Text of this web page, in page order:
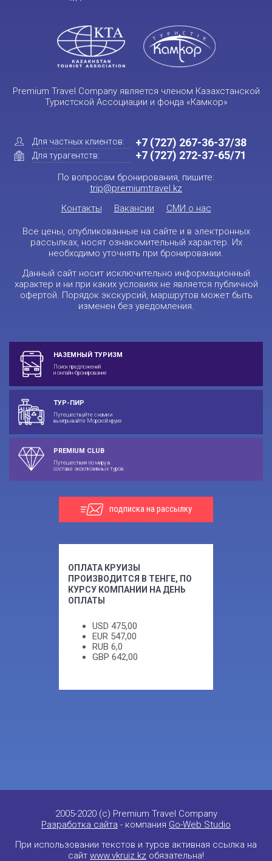
Premium Travel Company является членом Казахстанской
Туристской Ассоциации и фонда «Камкор»
Для частных клиентов:
Для турагентств:
+7 (727) 267-36-37/38
+7 (727) 272-37-65/71
По вопросам бронирования, пишите:
trip@premiumtravel.kz
Контакты
Вакансии СМИ о нас
Все цены, опубликованные на сайте и в электронных
рассылках, носят ознакомительный характер. Их
необходимо уточнять при бронировании.
Данный сайт носит исключительно информационный
характер и ни при каких условиях не является публичной
офертой. Порядок экскурсий, маршрутов может быть
изменен без уведомления.
НАЗЕМНЫЙ ТУРИЗМ
Поиск предложений
и онлайн-бронирование
ТУР-ПИР
Путешествуйте с нами и
выигрывайте Морской круиз
PREMIUM CLUB
Путешествия по миру в
составе эксклюзивных туров
подписка на рассылку
ОПЛАТА КРУИЗЫ
ПРОИЗВОДИТСЯ В ТЕНГЕ, ПО
КУРСУ КОМПАНИИ НА ДЕНЬ
ОПЛАТЫ
USD 475,00
EUR 547,00
RUB 6,0
GBP 642,00
2005-2020 (c) Premium Travel Company
Разработка сайта - компания Go-Web Studio
При использовании текстов и туров активная ссылка на
сайт www.vkruiz.kz обязательна!